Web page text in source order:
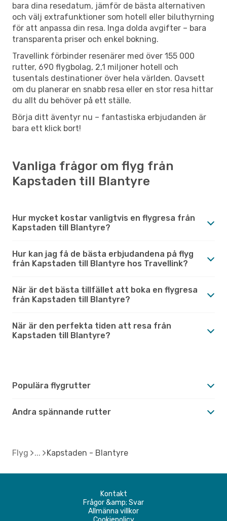
bara dina resedatum, jämför de bästa alternativen
och välj extrafunktioner som hotell eller biluthyrning
för att anpassa din resa. Inga dolda avgifter – bara
transparenta priser och enkel bokning.
Travellink förbinder resenärer med över 155 000
rutter, 690 flygbolag, 2,1 miljoner hotell och
tusentals destinationer över hela världen. Oavsett
om du planerar en snabb resa eller en stor resa hittar
du allt du behöver på ett ställe.
Börja ditt äventyr nu – fantastiska erbjudanden är
bara ett klick bort!
Vanliga frågor om flyg från
Kapstaden till Blantyre
Hur mycket kostar vanligtvis en flygresa från
Kapstaden till Blantyre?
Hur kan jag få de bästa erbjudandena på flyg
från Kapstaden till Blantyre hos Travellink?
När är det bästa tillfället att boka en flygresa
från Kapstaden till Blantyre?
När är den perfekta tiden att resa från
Kapstaden till Blantyre?
Populära flygrutter
Andra spännande rutter
Flyg Kapstaden - Blantyre
Kontakt
Frågor &amp; Svar
Allmänna villkor